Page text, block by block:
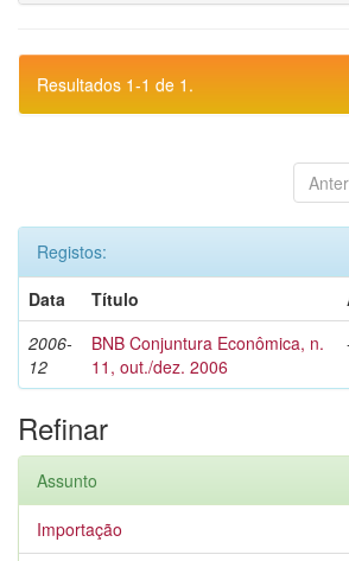
Resultados 1-1 de 1.
Registos:
Data
Título
2006-
12
BNB Conjuntura Econômica, n.
11, out./dez. 2006
Refinar
Assunto
Importação